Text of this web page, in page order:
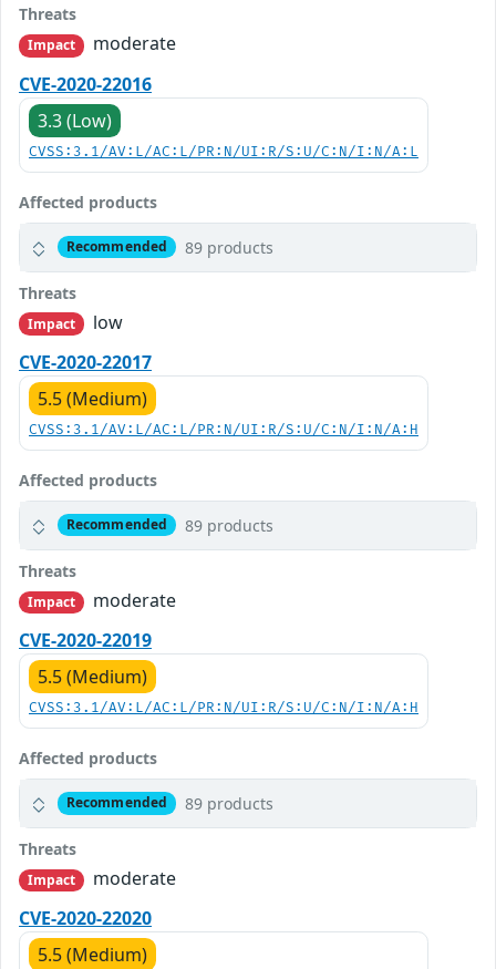
Threats
Impact
moderate
CVE-2020-22016
3.3 (Low)
CVSS:3.1/AV:L/AC:L/PR:N/UI:R/S:U/C:N/I:N/A:L
Affected products
Recommended 89 products
Threats
Impact
low
CVE-2020-22017
5.5 (Medium)
CVSS:3.1/AV:L/AC:L/PR:N/UI:R/S:U/C:N/I:N/A:H
Affected products
Recommended 89 products
Threats
Impact
moderate
CVE-2020-22019
5.5 (Medium)
CVSS:3.1/AV:L/AC:L/PR:N/UI:R/S:U/C:N/I:N/A:H
Affected products
Recommended 89 products
Threats
Impact
moderate
CVE-2020-22020
5.5 (Medium)